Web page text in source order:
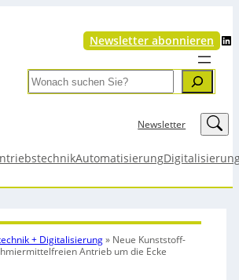
Newsletter abonnieren LinkedIn
Search
Newsletter LinkedIn
Automatisierung
+ Digitalisierung» Neue Kunststoff-
Antrieb um die Ecke